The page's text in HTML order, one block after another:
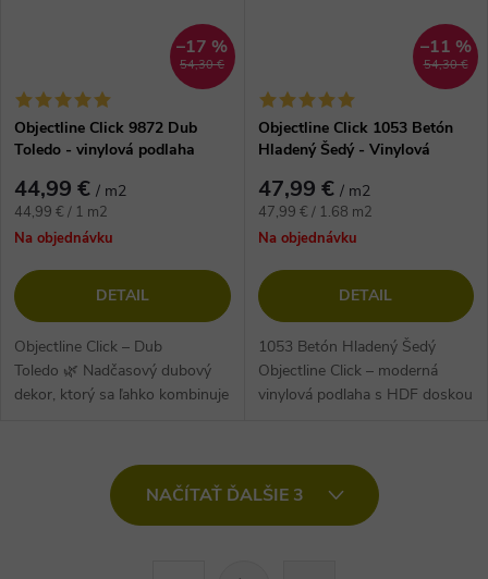
54,30 €
–17 %
Objectline Click 9872 Dub
Toledo - vinylová podlaha
44,99 € / m2
Jednotková
cena:
44,99 € / 1 m2
Na objednávku
DETAIL
Objectline Click – Dub
Toledo 🌿 Nadčasový dubový
dekor, ktorý sa ľahko kombinuje
54,30 €
–11 %
Objectline Click 1053 Betón
Hladený Šedý - Vinylová
47,99 € / m2
Jednotková
cena:
47,99 € / 1.68 m2
Na objednávku
DETAIL
1053 Betón Hladený Šedý
Objectline Click – moderná
vinylová podlaha s HDF doskou
16 dB....
NAČÍTAŤ ĎALŠIE 3